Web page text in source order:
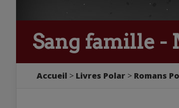
Sang famille -
Accueil Livres Polar Romans